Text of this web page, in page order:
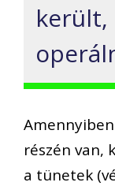
került,
részén van,
a tünetek